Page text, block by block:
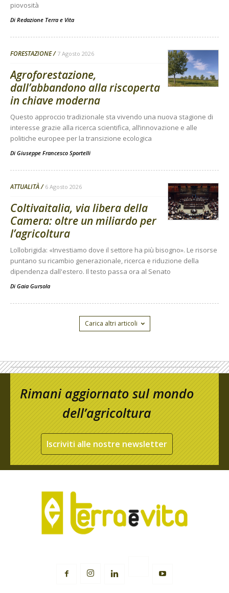
piovosità
Di Redazione Terra e Vita
FORESTAZIONE 7 Agosto 2026
Agroforestazione,
dall’abbandono alla riscoperta
in chiave moderna
Questo approccio tradizionale sta vivendo una nuova stagione di
interesse grazie alla ricerca scientifica, all’innovazione e alle
politiche europee per la transizione ecologica
Di Giuseppe Francesco Sportelli
ATTUALITÀ 6 Agosto 2026
Coltivaitalia, via libera della
Camera: oltre un miliardo per
l’agricoltura
Lollobrigida: «Investiamo dove il settore ha più bisogno». Le risorse
puntano su ricambio generazionale, ricerca e riduzione della
dipendenza dall'estero. Il testo passa ora al Senato
Di Gaia Gursola
Carica altri articoli
Rimani aggiornato sul mondo
dell’agricoltura
Iscriviti alle nostre newsletter